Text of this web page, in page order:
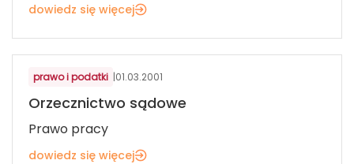
dowiedz się więcej
prawo i podatki |01.03.2001
Orzecznictwo sądowe
Prawo pracy
dowiedz się więcej